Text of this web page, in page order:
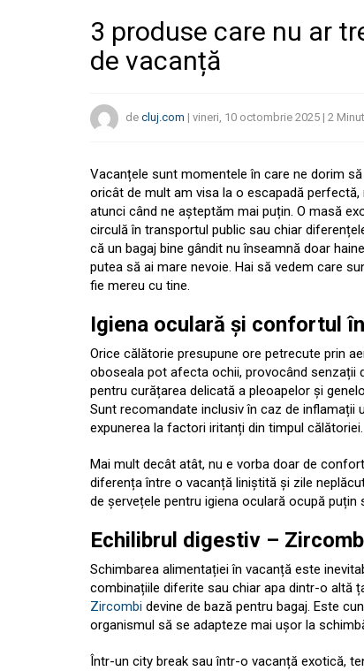
3 produse care nu ar
de vacanță
de cluj.com | vineri, 10 octombrie 2025 | 2
Vacanțele sunt momentele în care ne dorim
oricât de mult am visa la o escapadă
atunci când ne așteptăm mai puțin. O masă
circulă în transportul public sau chiar
că un bagaj bine gândit nu înseamnă doar
putea să ai mare nevoie. Hai să vedem care
fie mereu cu tine.
Igiena oculară și confortul
Orice călătorie presupune ore petrecute prin
oboseala pot afecta ochii, provocând senzații
pentru curățarea delicată a pleoapelor și
Sunt recomandate inclusiv în caz de inflamații
expunerea la factori iritanți din timpul călătoriei.
Mai mult decât atât, nu e vorba doar de
diferența între o vacanță liniștită și zile
de șervețele pentru igiena oculară ocupă
Echilibrul digestiv –
Schimbarea alimentației în vacanță este
combinațiile diferite sau chiar apa dintr-o altă
Zircombi devine de bază pentru bagaj. Este
organismul să se adapteze mai ușor la
Într-un city break sau într-o vacanță exotică,